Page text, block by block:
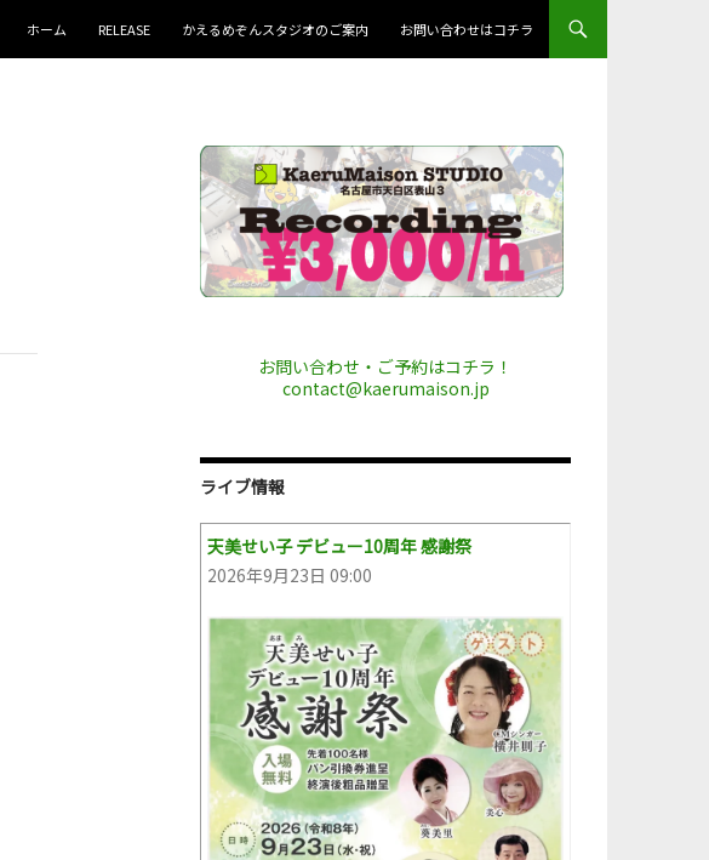
ホーム
RELEASE かえるめぞんスタジオのご案内 お問い合わせはコチラ
お問い合わせ・ご予約はコチラ！
contact@kaerumaison.jp
ライブ情報
天美せい子 デビュー10周年 感謝祭
2026年9月23日 09:00